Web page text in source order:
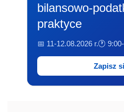
bilansowo-
praktyce
📅 11-12.08.2026 r.🕐
Zapisz